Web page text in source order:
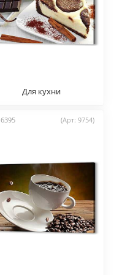
Для кухни
6395 (Арт: 9754)